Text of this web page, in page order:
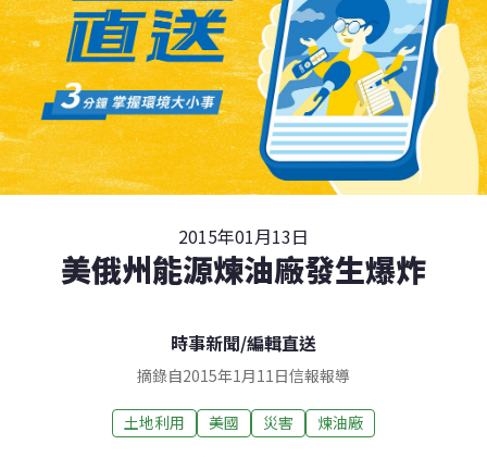
2015年01月13日
美俄州能源煉油廠發生爆炸
時事新聞/編輯直送
摘錄自2015年1月11日信報報導
土地利用 美國 災害 煉油廠